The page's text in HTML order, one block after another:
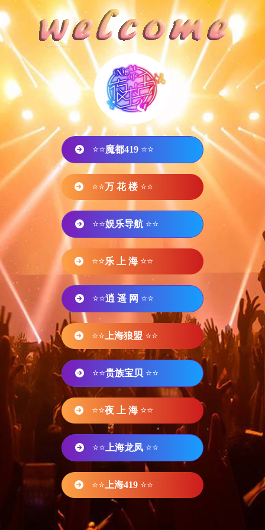
⭐⭐魔都419 ⭐⭐
⭐⭐万 花 楼 ⭐⭐
⭐⭐娱乐导航 ⭐⭐
⭐⭐乐 上 海 ⭐⭐
⭐⭐逍 遥 网 ⭐⭐
⭐⭐ 上海狼盟 ⭐⭐
⭐⭐贵族宝贝 ⭐⭐
⭐⭐夜 上 海 ⭐⭐
⭐⭐ 上海龙凤 ⭐⭐
⭐⭐ 上海419 ⭐⭐